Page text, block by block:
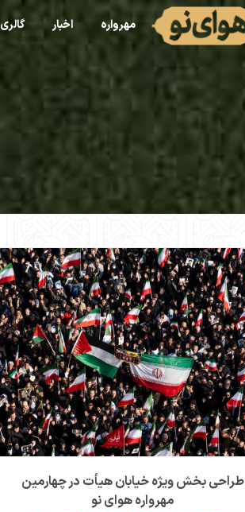
مهرواره اخبار گالری
طراحی بخش ویژه‌ خیابان هیأت در چهارمین
مهرواره هوای نو